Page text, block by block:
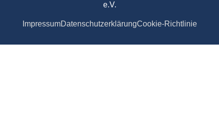
e.V.
ImpressumDatenschutzerklärungCookie-Richtlinie